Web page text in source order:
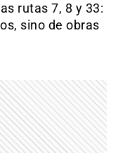
rutas 7, 8 y 33:
sino de obras